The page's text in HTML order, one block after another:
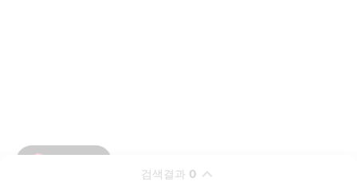
검색결과 0